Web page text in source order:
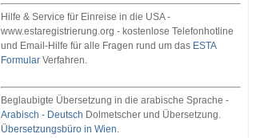
Hilfe & Service für Einreise in die USA -
www.estaregistrierung.org - kostenlose Telefonhotline
und Email-Hilfe für alle Fragen rund um das ESTA
Formular Verfahren.
Beglaubigte Übersetzung in die arabische Sprache -
Arabisch - Deutsch Dolmetscher und Übersetzung.
Übersetzungsbüro in Wien.